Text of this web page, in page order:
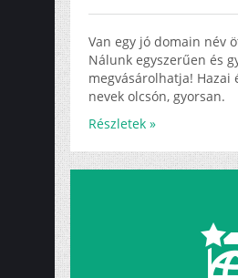
Van egy jó domain név
Nálunk egyszerűen és
megvásárolhatja! Hazai
nevek olcsón, gyorsan.
Részletek »